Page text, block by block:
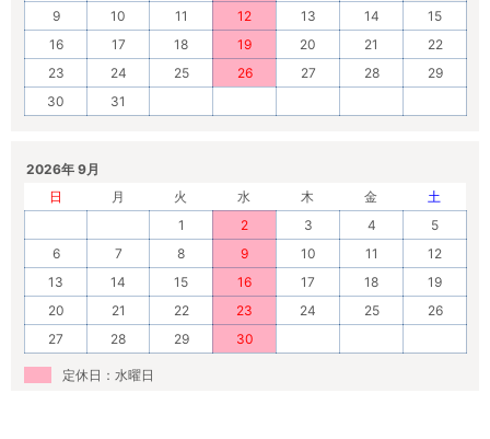
9
10 11 12 13 14
15
16
17 18 19 20 21
22
23
24 25 26 27 28
29
30
31
2026年 9月
日
月 火 水 木 金
土
1
2 3 4
5
6
7 8 9 10 11
12
13
14 15 16 17 18
19
20
21 22 23 24 25
26
27
28 29 30
定休日：水曜日